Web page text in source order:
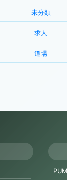
未分類
求人
道場